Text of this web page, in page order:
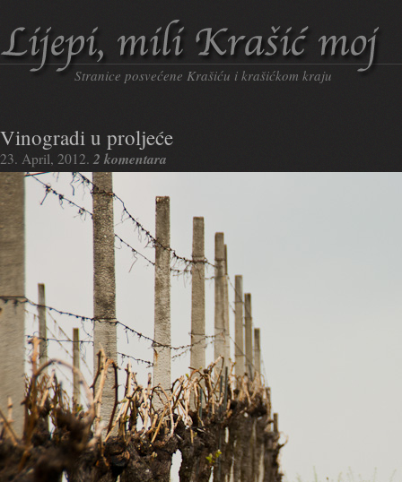
Stranice posvećene Krašiću i krašićkom kraju
Vinogradi u proljeće
23. April, 2012. 2 komentara